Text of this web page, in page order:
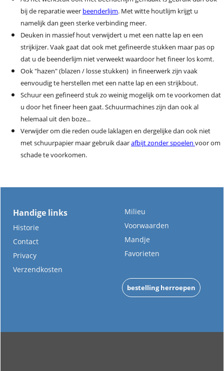
bij de reparatie weer beenderlijm. Met witte houtlijm krijgt u
namelijk dan geen sterke verbinding meer.
Deuken in massief hout verwijdert u met een natte lap en een
strijkijzer. Vaak gaat dat ook met gefineerde stukken maar pas op
dat u de beenderlijm niet verweekt waardoor het fineer los komt.
Ook "hazen" (blazen / losse stukken) in fineerwerk zijn vaak
eenvoudig te herstellen met een natte lap en een strijkbout.
Schuur een gefineerd stuk zo weinig mogelijk om te voorkomen dat
u door het fineer heen gaat. Schuurmachines zijn dan ook al
helemaal uit den boze...
Verwijder om die reden oude laklagen en dergelijke dan ook niet
met schuurpapier maar gebruik daarafbijt zonder spoelen voor om
schade te voorkomen.
Handige links
Historie
Contact
Privacy
Verzendkosten
Milieu
Voorwaarden
Mandje
Favorieten
bestelling herroepen